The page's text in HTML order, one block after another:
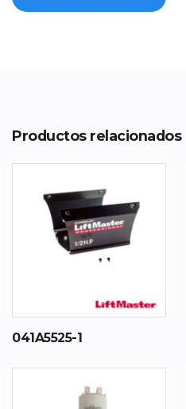
Productos relacionados
041A5525-1